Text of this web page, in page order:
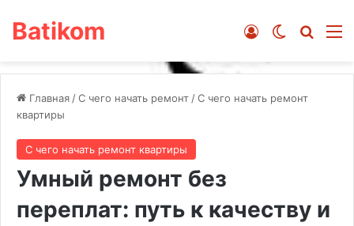
Batikom Switch skin
Войти
Главная /С чего начать ремонт /С чего начать ремонт
квартиры
С чего начать ремонт квартиры
Умный ремонт без
переплат: путь к качеству и